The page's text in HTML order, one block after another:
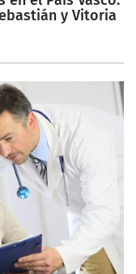
y Vitoria